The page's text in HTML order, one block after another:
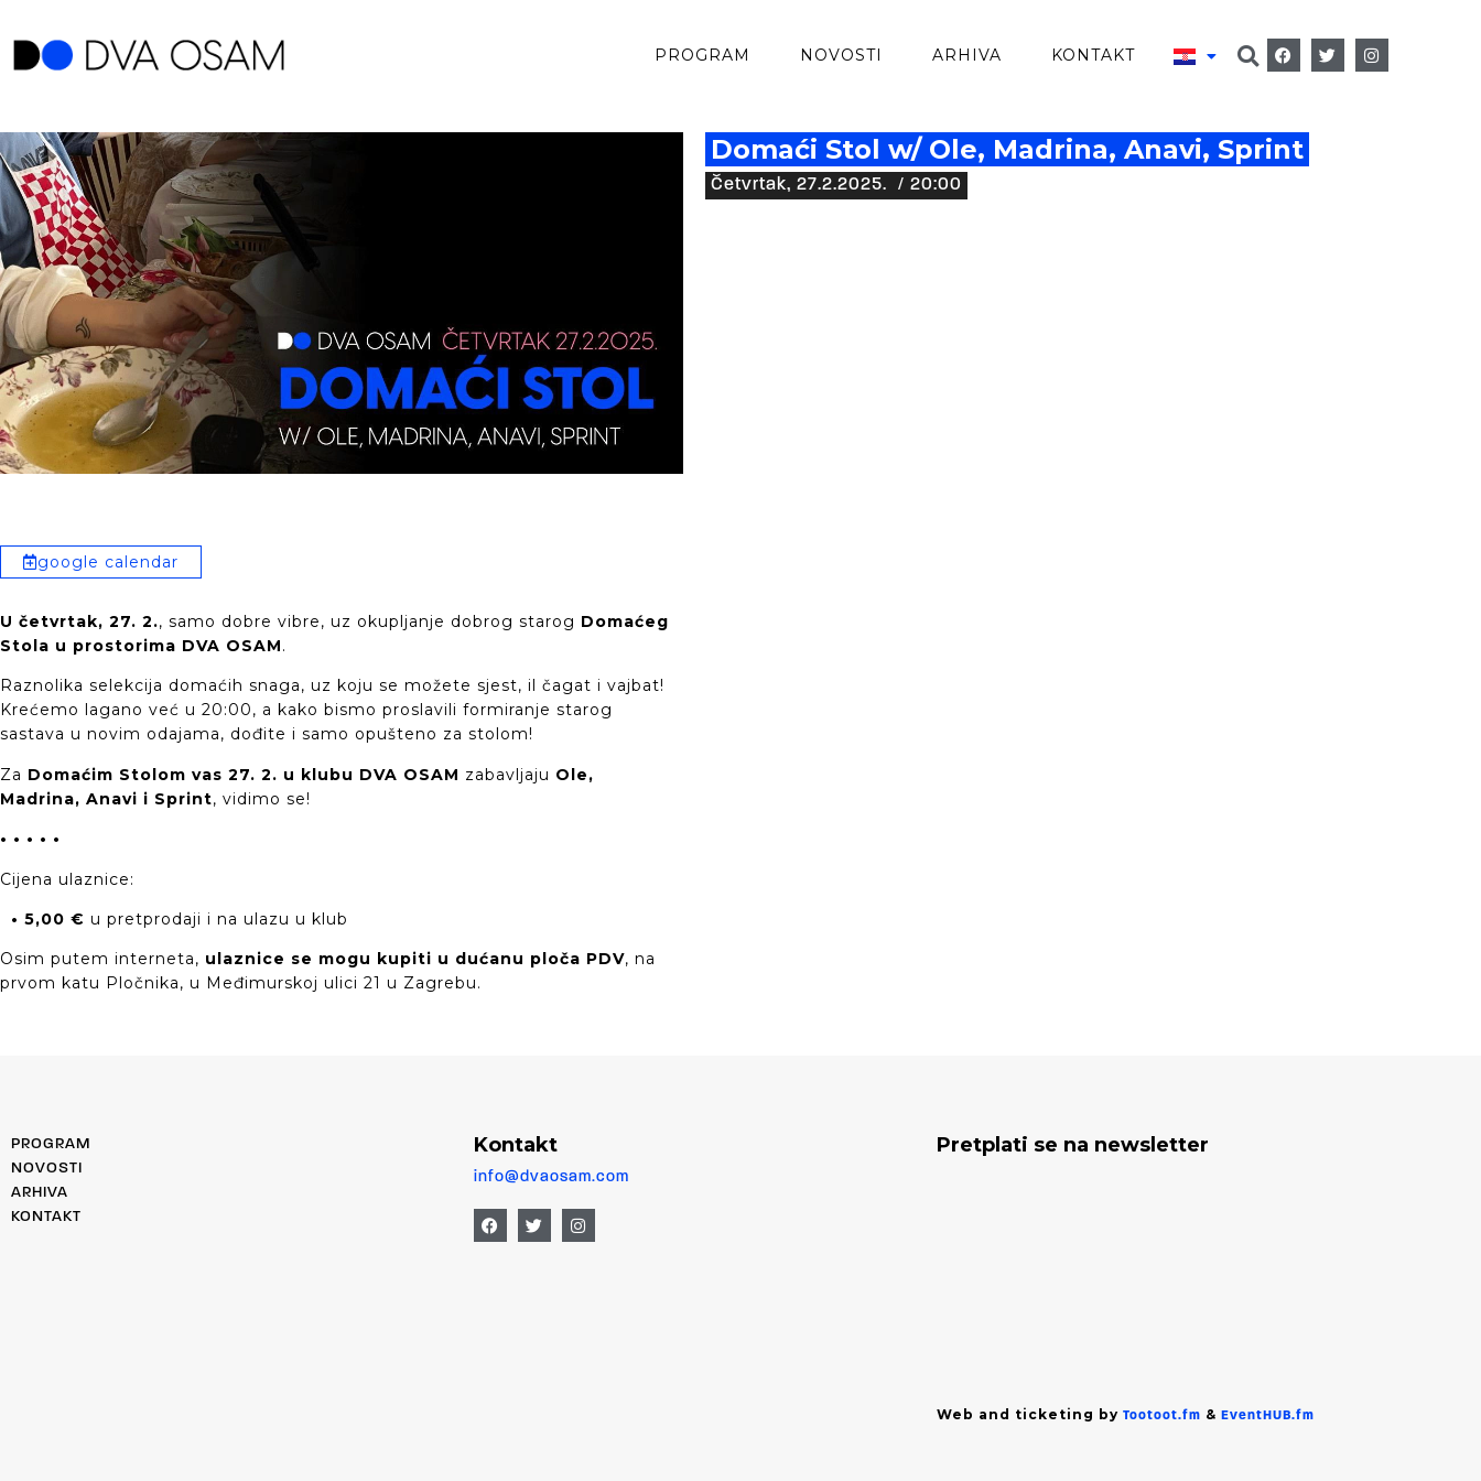
PROGRAM NOVOSTI ARHIVA KONTAKT
Domaći Stol w/ Ole, Madrina, Anavi, Sprint
Četvrtak, 27.2.2025. / 20:00
google calendar
U četvrtak, 27. 2., samo dobre vibre, uz okupljanje dobrog starog Domaćeg
Stola u prostorima DVA OSAM.
Raznolika selekcija domaćih snaga, uz koju se možete sjest, il čagat i vajbat!
Krećemo lagano već u 20:00, a kako bismo proslavili formiranje starog
sastava u novim odajama, dođite i samo opušteno za stolom!
Za Domaćim Stolom vas 27. 2. u klubu DVA OSAM zabavljaju Ole,
Madrina, Anavi i Sprint, vidimo se!
• • • • •
Cijena ulaznice:
• 5,00 € u pretprodaji i na ulazu u klub
Osim putem interneta, ulaznice se mogu kupiti u dućanu ploča PDV, na
prvom katu Pločnika, u Međimurskoj ulici 21 u Zagrebu.
PROGRAM
NOVOSTI
ARHIVA
KONTAKT
Kontakt
info@dvaosam.com
Pretplati se na newsletter
Web and ticketing by Tootoot.fm & EventHUB.fm